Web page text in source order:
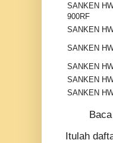
SANKEN
900RF
SANKEN
SANKEN
SANKEN
SANKEN
SANKEN
Itulah